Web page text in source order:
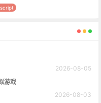
月异，知识浩如烟海，能在某一方
数不多。说回...
2026-08-05
游戏
2026-08-03